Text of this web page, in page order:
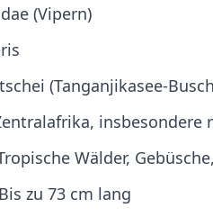
(Vipern)
(Tanganjikasee-
insbesondere
Wälder,
zu 73 cm lang